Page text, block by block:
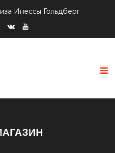
Инессы Гольдберг